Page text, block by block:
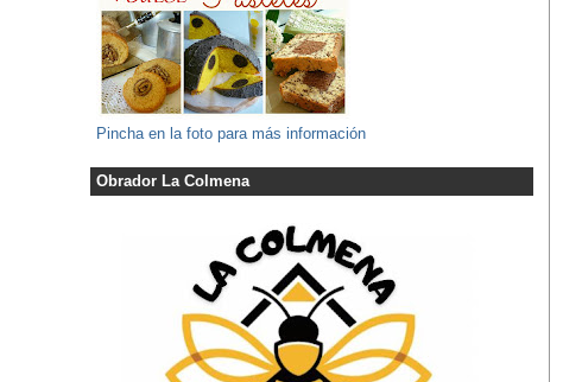
Pincha en la foto para más información
Obrador La Colmena